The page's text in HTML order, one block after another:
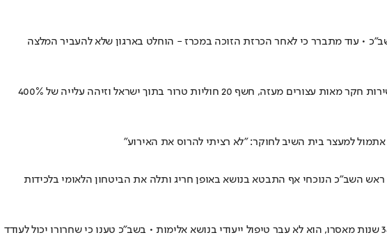
• עוד מתברר כי לאחר הכרזת הזוכה במכרז - הוחלט בארגון שלא להעביר המלצה
דו"ח השב"כ ל-2024 חושף לראשונה את קולות הקשר הדרמטיים בעת חילוץ אורי מגידיש, לואיס הר ופרננדו מרמן מרצועת עזה ⦁ השירות חקר מאות עצורים מעזה, חשף 20 חוליות טרור בתוך ישראל וזיהה עלייה של 400%
למעצר בית השיב לחוקר: ״לא רציתי להרוס את האירוע״
ראש השב"כ הנוכחי אף התבטא בנושא באופן חריג ותלה את הביטחון הלאומי בלכידות
פופר הורשע ברצח שבעה פועלים פלשתינים וניסיון לרצח עשרה נוספים בצומת גן הוורדים ב-1990 • בהחלטה נחשף כי במהלך כל 34 שנות מאסרו, הוא לא עבר טיפול ייעודי בנושא אלימות • בשב"כ טענו כי שחרורו יכול לעודד